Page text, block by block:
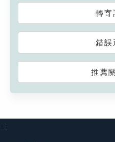
轉寄
錯誤
推薦
:::